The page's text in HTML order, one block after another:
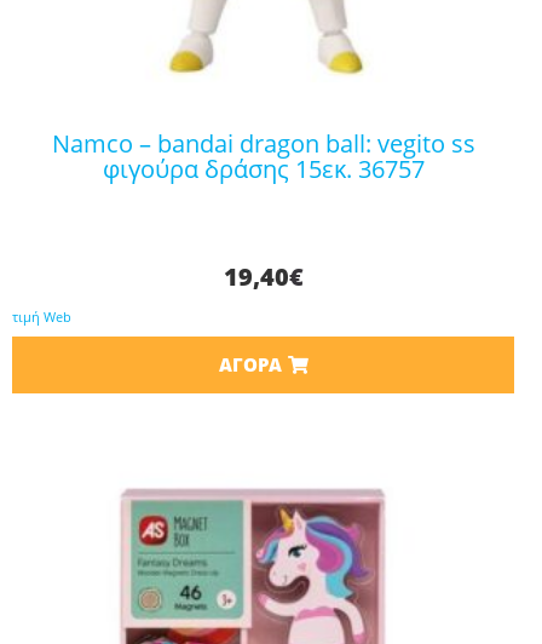
namco – bandai dragon ball: vegito ss
φιγούρα δράσης 15εκ. 36757
19,40€
τιμή Web
ΑΓΟΡΆ